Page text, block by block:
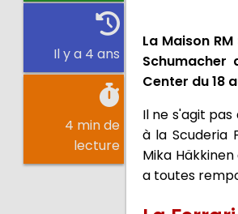
Il y a 4 ans
4 min de
lecture
La Maison
Schumacher
Center du 18
Il ne s'agit
à la Scuderia
Mika
a toutes